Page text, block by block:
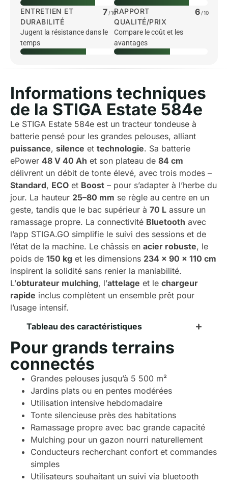
ENTRETIEN ET
DURABILITÉ
7 /10
Jugent la résistance dans le
temps
RAPPORT
QUALITÉ/PRIX
6 /10
Compare le coût et les
avantages
Informations techniques
de la STIGA Estate 584e
Le STIGA Estate 584e est un tracteur tondeuse à
batterie pensé pour les grandes pelouses, alliant
puissance, silence et technologie. Sa batterie
ePower 48 V 40 Ah et son plateau de 84 cm
délivrent un débit de tonte élevé, avec trois modes –
Standard, ECO et Boost – pour s’adapter à l’herbe du
jour. La hauteur 25–80 mm se règle au centre en un
geste, tandis que le bac supérieur à 70 L assure un
ramassage propre. La connectivité Bluetooth avec
l’app STIGA.GO simplifie le suivi des sessions et de
l’état de la machine. Le châssis en acier robuste, le
poids de 150 kg et les dimensions 234 x 90 x 110 cm
inspirent la solidité sans renier la maniabilité.
L’obturateur mulching, l’attelage et le chargeur
rapide inclus complètent un ensemble prêt pour
l’usage intensif.
Tableau des caractéristiques
Pour grands terrains
connectés
Grandes pelouses jusqu’à 5 500 m²
Jardins plats ou en pentes modérées
Utilisation intensive hebdomadaire
Tonte silencieuse près des habitations
Ramassage propre avec bac grande capacité
Mulching pour un gazon nourri naturellement
Conducteurs recherchant confort et commandes
simples
Utilisateurs souhaitant un suivi via bluetooth